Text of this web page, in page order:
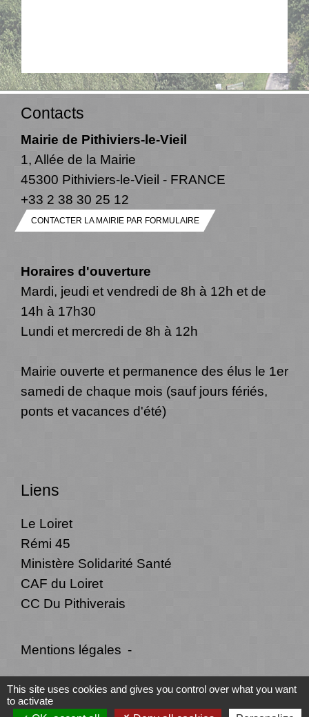
Contacts
Mairie de Pithiviers-le-Vieil
1, Allée de la Mairie
45300 Pithiviers-le-Vieil - FRANCE
+33 2 38 30 25 12
CONTACTER LA MAIRIE PAR FORMULAIRE
Horaires d'ouverture
Mardi, jeudi et vendredi de 8h à 12h et de
14h à 17h30
Lundi et mercredi de 8h à 12h
Mairie ouverte et permanence des élus le 1er
samedi de chaque mois (sauf jours fériés,
ponts et vacances d'été)
Liens
Le Loiret
Rémi 45
Ministère Solidarité Santé
CAF du Loiret
CC Du Pithiverais
Mentions légales -
Politique de confidentialité - Accessibilité -
Plan du site - Gestion des cookies
This site uses cookies and gives you control over what you want
to activate